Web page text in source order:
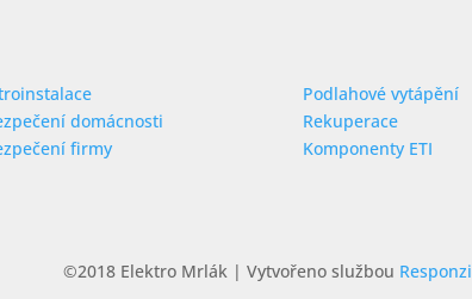
domácnosti
firmy
Podlahové vytápění
Rekuperace
Komponenty ETI
©2018 Elektro Mrlák | Vytvořeno službou Responzi